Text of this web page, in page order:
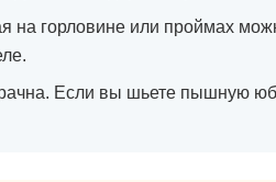
на горловине или проймах
Если вы шьете пышную